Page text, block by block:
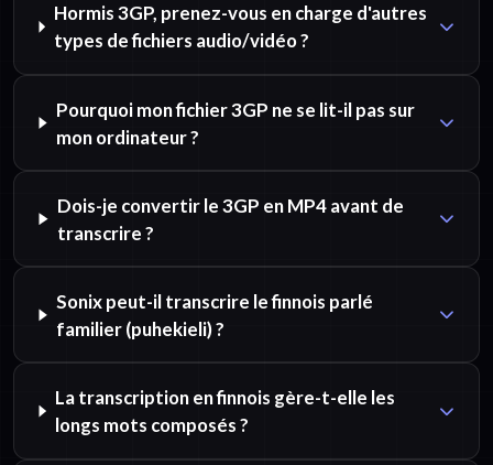
Hormis 3GP, prenez-vous en charge d'autres
types de fichiers audio/vidéo ?
Pourquoi mon fichier 3GP ne se lit-il pas sur
mon ordinateur ?
Dois-je convertir le 3GP en MP4 avant de
transcrire ?
Sonix peut-il transcrire le finnois parlé
familier (puhekieli) ?
La transcription en finnois gère-t-elle les
longs mots composés ?